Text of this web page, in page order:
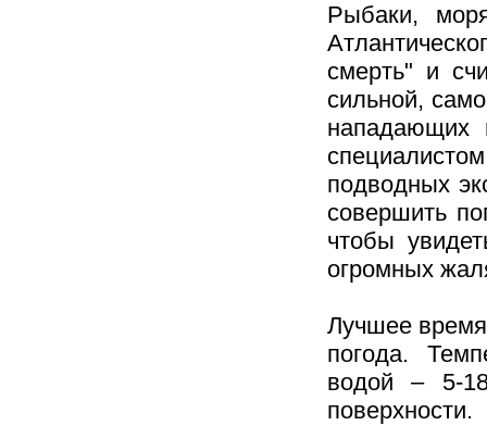
Рыбаки,
смерть" и
сильной,
нападающих
подводных
совершить
чтобы
огромных
Лучшее
погода.
водой – 5-
поверхности.